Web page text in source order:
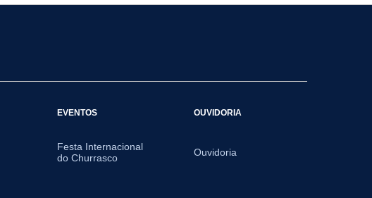
EVENTOS
Festa Internacional
do Churrasco
OUVIDORIA
Ouvidoria